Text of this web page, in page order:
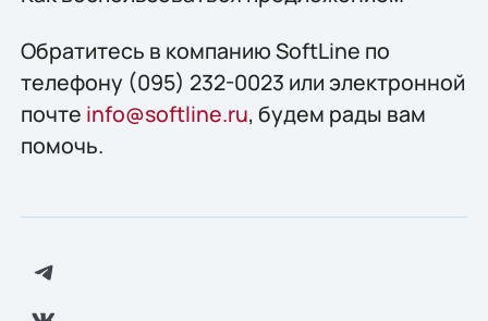
Обратитесь в компанию SoftLine по
телефону (095) 232-0023 или электронной
почте info@softline.ru, будем рады вам
помочь.